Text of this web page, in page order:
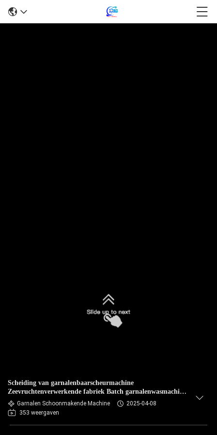
Scheiding van garnalenbaarscheurmachine
Zeevruchtenverwerkende fabriek Batch garnalenwasmachine
Garnalenwasmachine
Garnalen Schoonmakende Machine
2025-04-08
353 weergaven